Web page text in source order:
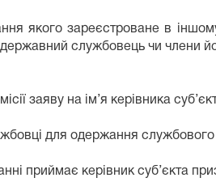
якого зареєстроване в
службовець чи члени
заяву на ім’я керівника
для одержання
приймає керівник суб’єкта